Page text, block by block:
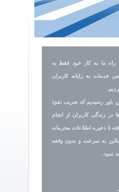
راه ما به کار خود فقط به
خدمات به رایانه کاربران
باور رسیدیم که ضریب نفوذ
در زندگی کاربران از انجام
تا ذخیره اطلاعات محرمانه
به سرعت و بدون وقفه
نمود.